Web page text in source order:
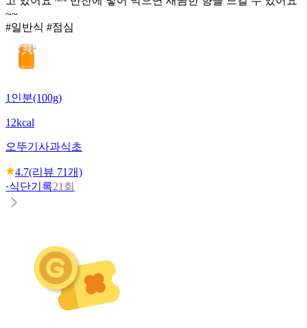
~~
#일반식 #점심
1인분(100g)
12kcal
오뚜기 사과식초
4.7(리뷰 71개)
·식단기록21회